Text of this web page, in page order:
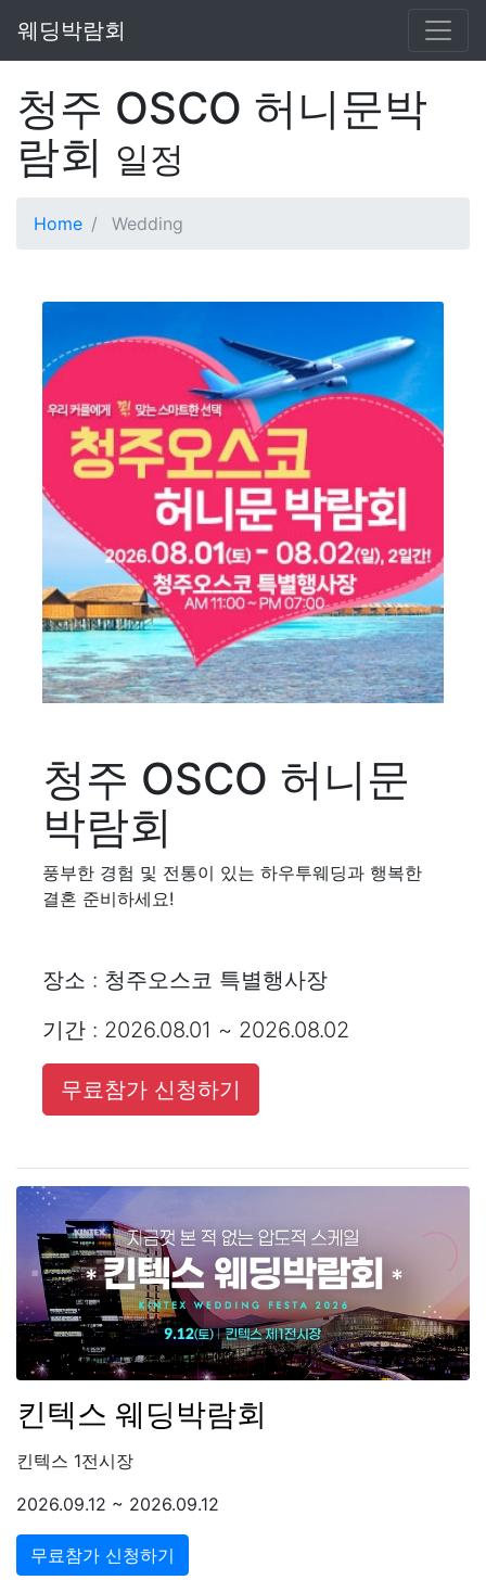
웨딩박람회
청주 OSCO 허니문박
람회 일정
Home Wedding
청주 OSCO 허니문
박람회
풍부한 경험 및 전통이 있는 하우투웨딩과 행복한
결혼 준비하세요!
장소 : 청주오스코 특별행사장
기간 : 2026.08.01 ~ 2026.08.02
무료참가 신청하기
킨텍스 웨딩박람회
킨텍스 1전시장
2026.09.12 ~ 2026.09.12
무료참가 신청하기